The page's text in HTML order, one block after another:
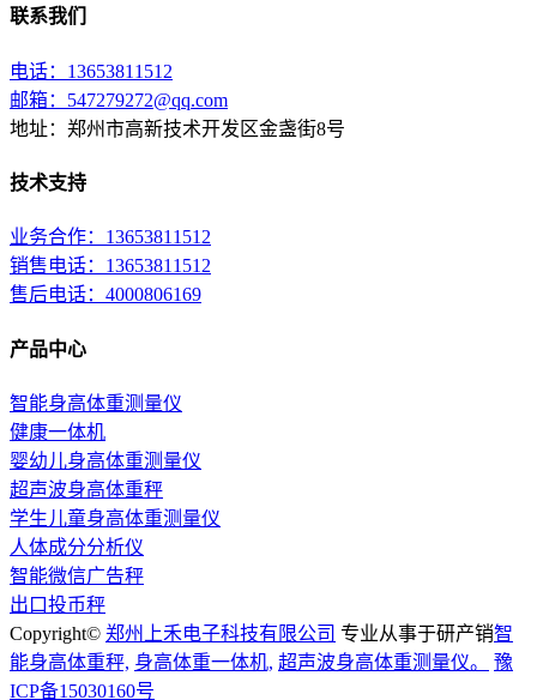
联系我们
电话：13653811512
邮箱：547279272@qq.com
地址：郑州市高新技术开发区金盏街8号
技术支持
业务合作：13653811512
销售电话：13653811512
售后电话：4000806169
产品中心
智能身高体重测量仪
健康一体机
婴幼儿身高体重测量仪
超声波身高体重秤
学生儿童身高体重测量仪
人体成分分析仪
智能微信广告秤
出口投币秤
Copyright© 郑州上禾电子科技有限公司 专业从事于研产销智
能身高体重秤, 身高体重一体机, 超声波身高体重测量仪。
豫
ICP备15030160号